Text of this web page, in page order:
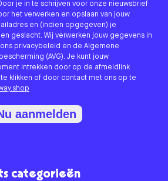
categorieën
je in te schrijven voor onze nieuwsbrief
het verwerken en opslaan van jouw
en (indien opgegeven) je
geslacht. Wij verwerken jouw gegevens in
privacybeleid en de Algemene
(AVG). Je kunt jouw
intrekken door op de afmeldlink
klikken of door contact met ons op te
aanmelden